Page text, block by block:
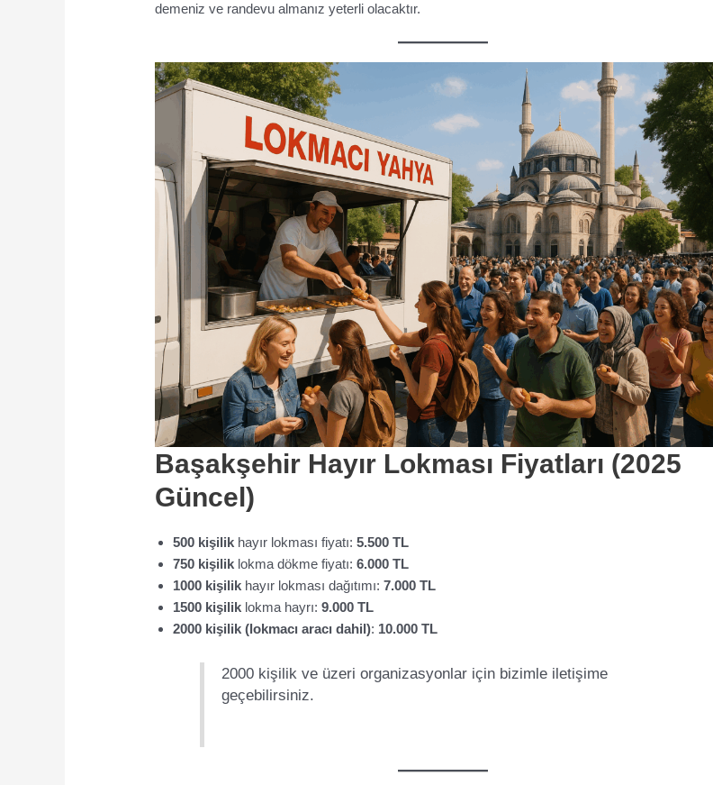
demeniz ve randevu almanız yeterli olacaktır.
Başakşehir Hayır Lokması Fiyatları (2025
Güncel)
500 kişilik hayır lokması fiyatı:5.500 TL
750 kişilik lokma dökme fiyatı:6.000 TL
1000 kişilik hayır lokması dağıtımı:7.000 TL
1500 kişilik lokma hayrı:9.000 TL
2000 kişilik (lokmacı aracı dahil): 10.000 TL
2000 kişilik ve üzeri organizasyonlar için bizimle iletişime
geçebilirsiniz.